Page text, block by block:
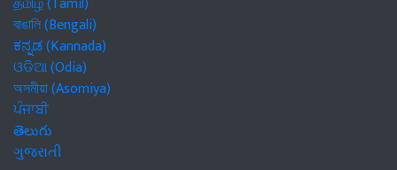
বাঙালি (Bengali)
ಕನ್ನಡ (Kannada)
ଓଡିଆ (Odia)
অসমীয়া (Asomiya)
ਪੰਜਾਬੀ
తెలుగు
ગુજરાતી